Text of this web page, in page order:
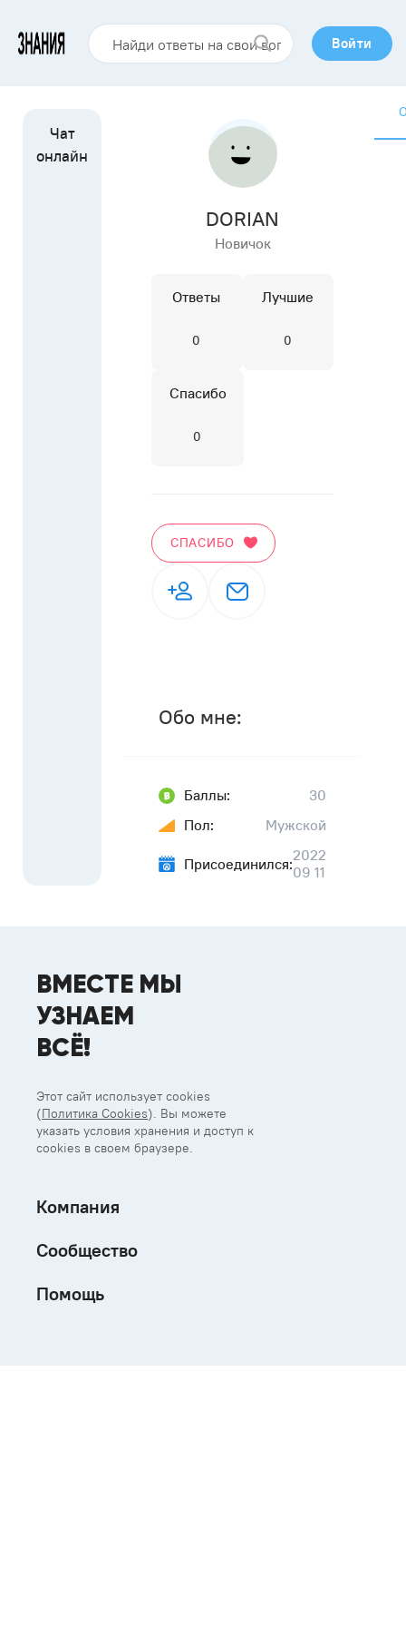
Войти
DORIAN
Новичок
Ответы
0
Лучшие
0
Спасибо
0
СПАСИБО
Обо мне:
Баллы:
30
Пол:
Мужской
Присоединился:2022
09 11
ВМЕСТЕ МЫ
УЗНАЕМ
ВСЁ!
Этот сайт использует cookies
(Политика Cookies). Вы можете
указать условия хранения и доступ к
cookies в своем браузере.
Компания
Сообщество
Помощь